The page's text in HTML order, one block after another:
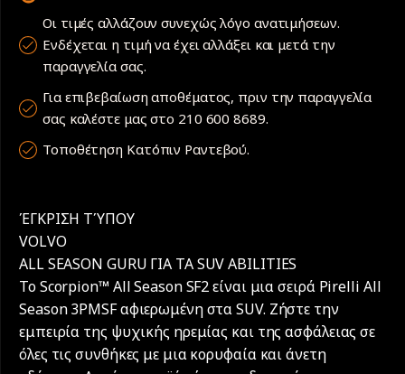
Οι τιμές αλλάζουν συνεχώς λόγο ανατιμήσεων.
Ενδέχεται η τιμή να έχει αλλάξει και μετά την
παραγγελία σας.
Για επιβεβαίωση αποθέματος, πριν την παραγγελία
σας καλέστε μας στο 210 600 8689.
Τοποθέτηση Κατόπιν Ραντεβού.
ΈΓΚΡΙΣΗ ΤΎΠΟΥ
VOLVO
ALL SEASON GURU ΓΙΑ ΤΑ SUV ABILITIES
Το Scorpion™ All Season SF2 είναι μια σειρά Pirelli All
Season 3PMSF αφιερωμένη στα SUV. Ζήστε την
εμπειρία της ψυχικής ηρεμίας και της ασφάλειας σε
όλες τις συνθήκες με μια κορυφαία και άνετη